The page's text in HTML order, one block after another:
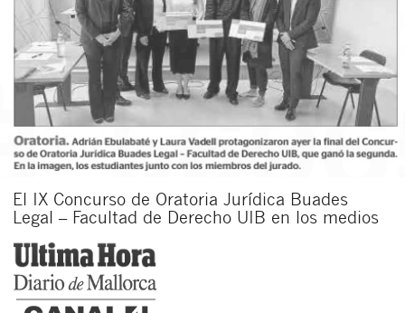
El IX Concurso de Oratoria Jurídica Buades
Legal – Facultad de Derecho UIB en los medios